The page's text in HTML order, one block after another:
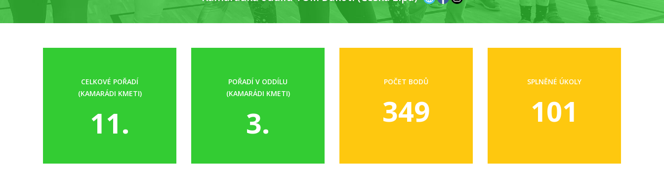
CELKOVÉ POŘADÍ
(KAMARÁDI KMETI)
11.
POŘADÍ V ODDÍLU
(KAMARÁDI KMETI)
3.
POČET BODŮ
349
SPLNĚNÉ ÚKOLY
101